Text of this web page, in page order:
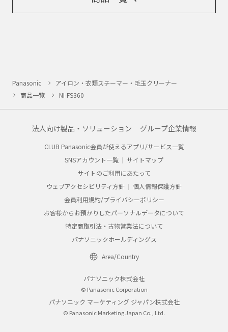
Panasonic
アイロン・衣類スチーマー・毛玉クリーナー
商品一覧
NI-FS360
法人向け製品・ソリューション グループ企業情報
CLUB Panasonic会員が使えるアプリ/サービス一覧
SNSアカウント一覧
サイトマップ
サイトのご利用にあたって
ウェブアクセシビリティ方針
個人情報保護方針
会員利用規約/プライバシーポリシー
お客様からお預かりしたパーソナルデータについて
特定商取引法・古物営業法について
パナソニックホールディングス
Area/Country
パナソニック株式会社
© Panasonic Corporation
パナソニック マーケティング ジャパン株式会社
© Panasonic Marketing Japan Co., Ltd.